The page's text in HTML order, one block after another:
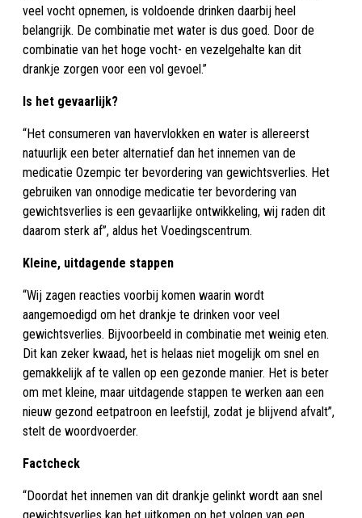
veel vocht opnemen, is voldoende drinken daarbij heel
belangrijk. De combinatie met water is dus goed. Door de
combinatie van het hoge vocht- en vezelgehalte kan dit
drankje zorgen voor een vol gevoel.”
Is het gevaarlijk?
“Het consumeren van havervlokken en water is allereerst
natuurlijk een beter alternatief dan het innemen van de
medicatie Ozempic ter bevordering van gewichtsverlies. Het
gebruiken van onnodige medicatie ter bevordering van
gewichtsverlies is een gevaarlijke ontwikkeling, wij raden dit
daarom sterk af”, aldus het Voedingscentrum.
Kleine, uitdagende stappen
“Wij zagen reacties voorbij komen waarin wordt
aangemoedigd om het drankje te drinken voor veel
gewichtsverlies. Bijvoorbeeld in combinatie met weinig eten.
Dit kan zeker kwaad, het is helaas niet mogelijk om snel en
gemakkelijk af te vallen op een gezonde manier. Het is beter
om met kleine, maar uitdagende stappen te werken aan een
nieuw gezond eetpatroon en leefstijl, zodat je blijvend afvalt”,
stelt de woordvoerder.
Factcheck
“Doordat het innemen van dit drankje gelinkt wordt aan snel